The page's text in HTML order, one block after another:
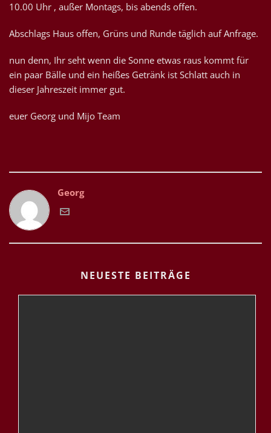
10.00 Uhr , außer Montags, bis abends offen.
Abschlags Haus offen, Grüns und Runde täglich auf Anfrage.
nun denn, Ihr seht wenn die Sonne etwas raus kommt für
ein paar Bälle und ein heißes Getränk ist Schlatt auch in
dieser Jahreszeit immer gut.
euer Georg und Mijo Team
Georg
NEUESTE BEITRÄGE